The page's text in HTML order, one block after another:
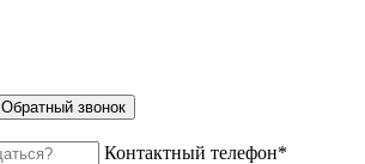
Обратный звонок
Контактный телефон*